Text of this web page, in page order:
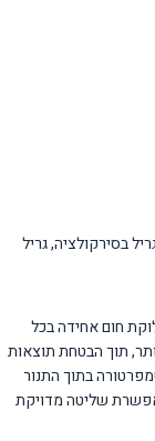
בסירקולציה, גריל
חום אחידה בכל
תוך הבטחת תוצאות
בתוך התנור
שליטה מדויקת